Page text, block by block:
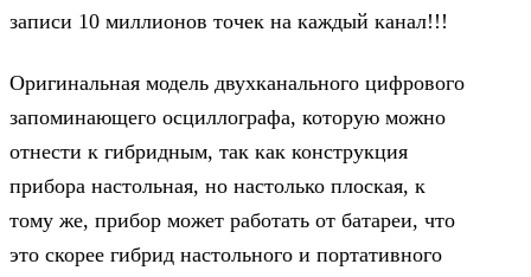
записи 10 миллионов точек на каждый канал!!!
Оригинальная модель двухканального цифрового
запоминающего осциллографа, которую можно
отнести к гибридным, так как конструкция
прибора настольная, но настолько плоская, к
тому же, прибор может работать от батареи, что
это скорее гибрид настольного и портативного